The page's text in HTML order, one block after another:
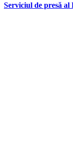
Serviciul de presă